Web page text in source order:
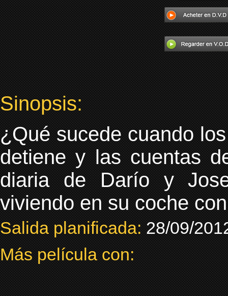
Sinopsis:
¿Qué sucede cuando
detiene y las cuentas
diaria de Darío y
viviendo en su coche
Salida planificada:28/09/
Más película con: